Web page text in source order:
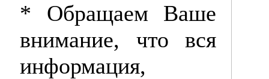
* Обращаем Ваше
внимание, что вся
информация,